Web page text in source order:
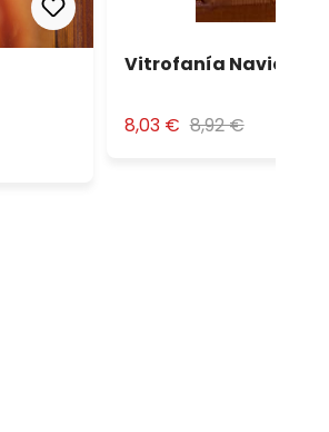
Vitrofanía Navideña
8,03 € 8,92 €